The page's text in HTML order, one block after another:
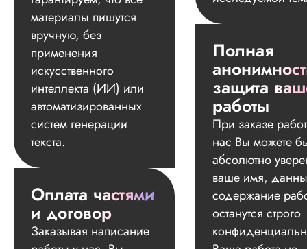
материалы пишутся
вручную, без
применения
искусственного
интеллекта (ИИ) или
автоматизированных
систем генерации
текста.
Оплата частями
и договор
Заказывая написание
Полная
защита
работы
При заказе
нас Вы можете
абсолютно
ваше имя,
содержание
останутся строго